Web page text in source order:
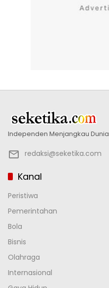
Independen Menjangkau Dunia
redaksi@seketika.com
Kanal
Peristiwa
Pemerintahan
Bola
Bisnis
Olahraga
Internasional